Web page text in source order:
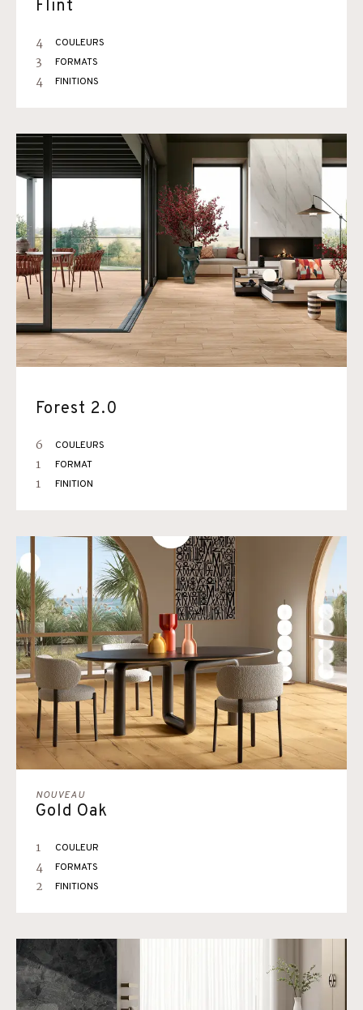
Flint
4 COULEURS
3 FORMATS
4 FINITIONS
Forest 2.0
6 COULEURS
1 FORMAT
1 FINITION
NOUVEAU
Gold Oak
1 COULEUR
4 FORMATS
2 FINITIONS